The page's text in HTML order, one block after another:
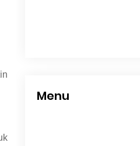
Menu